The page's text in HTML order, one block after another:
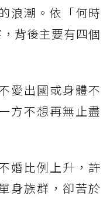
浪潮。依「何時
背後主要有四個
愛出國或身體不
方不想再無止盡
婚比例上升，許
身族群，卻苦於